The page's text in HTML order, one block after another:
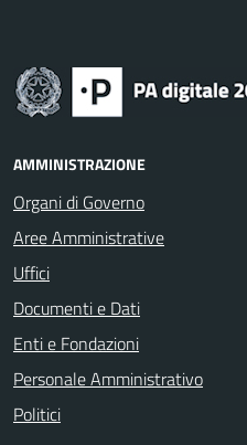
AMMINISTRAZIONE
Organi di Governo
Aree Amministrative
Uffici
Documenti e Dati
Enti e Fondazioni
Personale Amministrativo
Politici